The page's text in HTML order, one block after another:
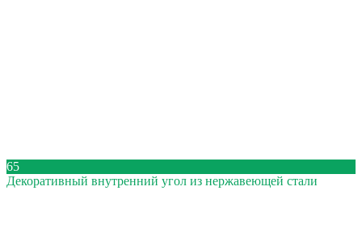
65
Декоративный внутренний угол из нержавеющей стали